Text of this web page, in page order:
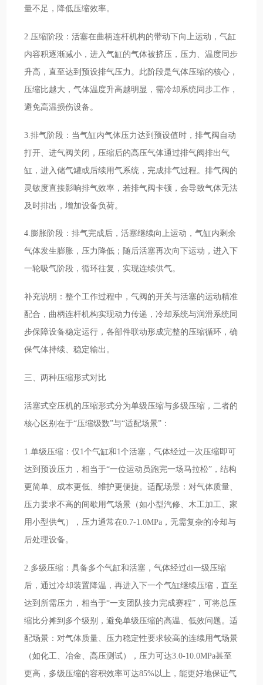
量不足，降低压缩效率。
2.压缩阶段：活塞在曲柄连杆机构的带动下向上运动，气缸
内容积逐渐减小，进入气缸的气体被挤压，压力、温度同步
升高，直至达到预设排气压力。此阶段是气体压缩的核心，
压缩比越大，气体温度升高越明显，需冷却系统同步工作，
避免高温损伤设备。
3.排气阶段：当气缸内气体压力达到预设值时，排气阀自动
打开、进气阀关闭，压缩后的高压气体通过排气阀排出气
缸，进入储气罐或后续用气系统，完成排气过程。排气阀的
灵敏度直接影响排气效率，若排气阀卡顿，会导致气体无法
及时排出，增加设备负荷。
4.膨胀阶段：排气完成后，活塞继续向上运动，气缸内剩余
气体发生膨胀，压力降低；随后活塞再次向下运动，进入下
一轮吸气阶段，循环往复，实现连续供气。
补充说明：整个工作过程中，气阀的开关与活塞的运动精准
配合，曲柄连杆机构实现动力传递，冷却系统与润滑系统同
步保障设备稳定运行，各部件联动形成完整的压缩循环，确
保气体持续、稳定输出。
三、两种压缩形式对比
活塞式空压机的压缩形式分为单级压缩与多级压缩，二者的
核心区别在于“压缩级数”与“适配场景”：
1.单级压缩：仅1个气缸和1个活塞，气体经过一次压缩即可
达到预设压力，相当于“一位运动员跑完一场马拉松”，结构
更简单、成本更低、维护更便捷。适配场景：对气体质量、
压力要求不高的间歇用气场景（如小型汽修、木工加工、家
用小型供气），压力通常在0.7-1.0MPa，无需复杂的冷却与
后处理设备。
2.多级压缩：具备多个气缸和活塞，气体经过di一级压缩
后，通过冷却装置降温，再进入下一个气缸继续压缩，直至
达到所需压力，相当于“一支团队接力完成赛程”，可将总压
缩比分摊到多个级别，避免单级压缩的高温、低效问题。适
配场景：对气体质量、压力稳定性要求较高的连续用气场景
（如化工、冶金、高压测试），压力可达3.0-10.0MPa甚至
更高，多级压缩的容积效率可达85%以上，能更好地保证气